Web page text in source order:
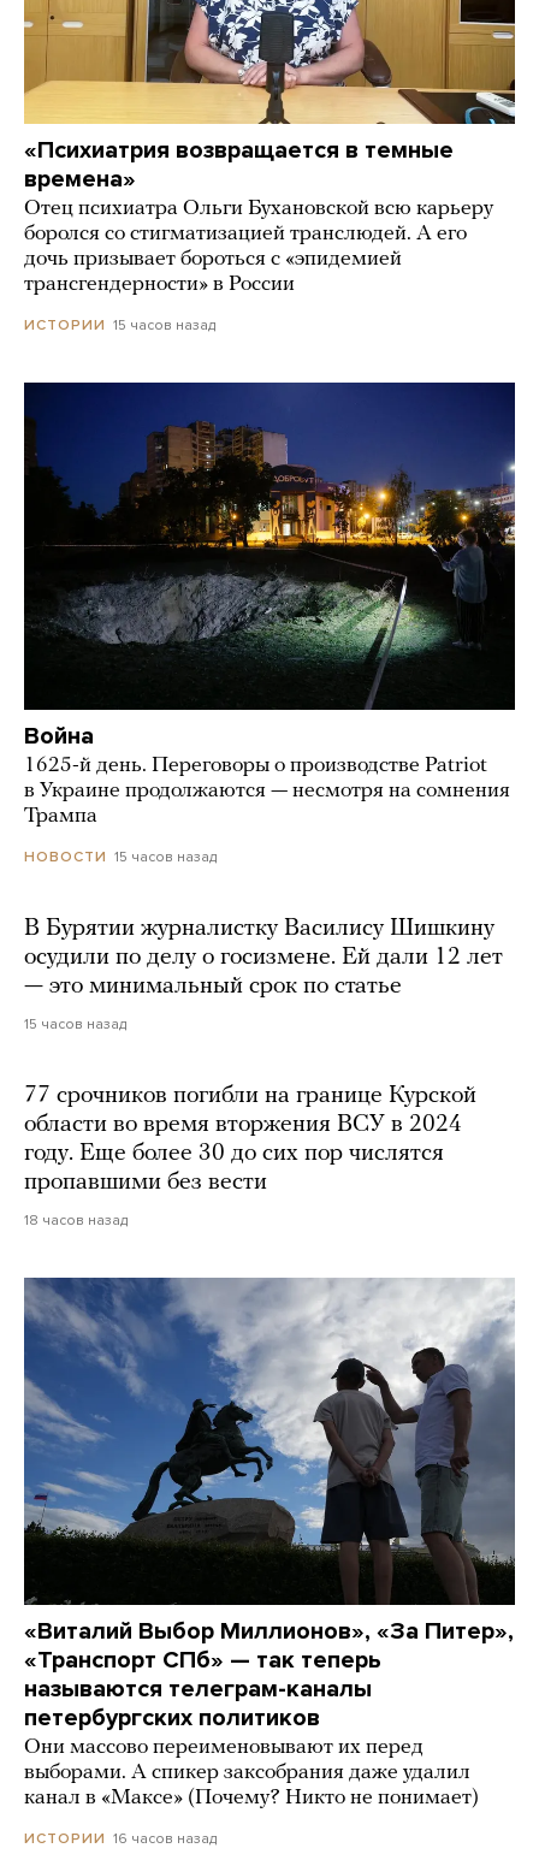
«Психиатрия возвращается в темные
времена»
Отец психиатра Ольги Бухановской всю карьеру
боролся со стигматизацией транслюдей. А его
дочь призывает бороться с «эпидемией
трансгендерности» в России
ИСТОРИИ 15 часов назад
Война
1625-й день. Переговоры о производстве Patriot
в Украине продолжаются — несмотря на сомнения
Трампа
НОВОСТИ 15 часов назад
В Бурятии журналистку Василису Шишкину
осудили по делу о госизмене. Ей дали 12 лет
— это минимальный срок по статье
15 часов назад
77 срочников погибли на границе Курской
области во время вторжения ВСУ в 2024
году. Еще более 30 до сих пор числятся
пропавшими без вести
18 часов назад
«Виталий Выбор Миллионов», «За Питер»,
«Транспорт СПб» — так теперь
называются телеграм-каналы
петербургских политиков
Они массово переименовывают их перед
выборами. А спикер заксобрания даже удалил
канал в «Максе» (Почему? Никто не понимает)
ИСТОРИИ 16 часов назад